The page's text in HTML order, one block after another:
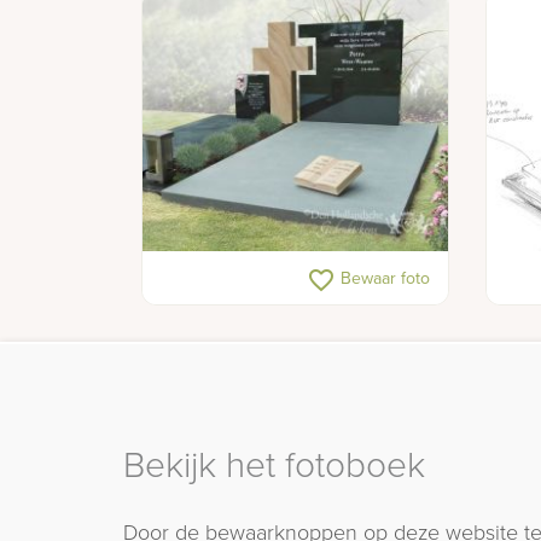
Dubbel grafmonument van
natuursteen met kruis
favorite_border Bewaar foto
Bekijk het fotoboek
Door de bewaarknoppen op deze website